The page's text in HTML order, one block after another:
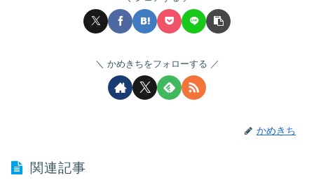
かめきちをフォローする
かめきち
関連記事